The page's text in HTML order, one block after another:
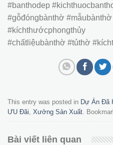
#banthodep
#gỗđóngbànthờ
#kíchthướcphongthủy
#chấtliệubànthờ #tủthờ
This entry was posted in Dự Án Đã
ƯU Đãi, Xưởng Sản Xuất.
Bài viết liên quan